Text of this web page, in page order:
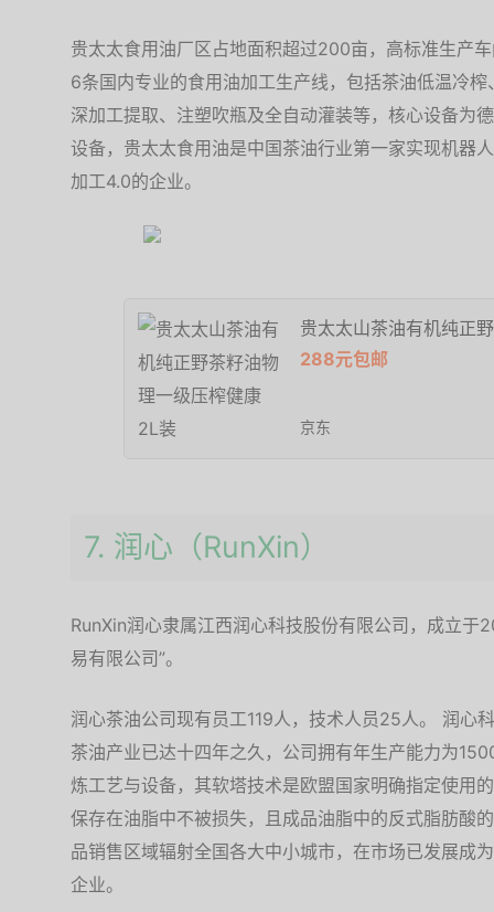
贵太太食用油厂区占地面积超过200亩，高标准生产
6条国内专业的食用油加工生产线，包括茶油低温冷
深加工提取、注塑吹瓶及全自动灌装等，核心设备为
设备，贵太太食用油是中国茶油行业第一家实现机器
加工4.0的企业。
贵太太山茶油有机纯正
288元包邮
京东
7. 润心（RunXin）
RunXin润心隶属江西润心科技股份有限公司，成立于
易有限公司”。
润心茶油公司现有员工119人，技术人员25人。 润心
茶油产业已达十四年之久，公司拥有年生产能力为
炼工艺与设备，其软塔技术是欧盟国家明确指定使用
保存在油脂中不被损失，且成品油脂中的反式脂肪酸
品销售区域辐射全国各大中小城市，在市场已发展成
企业。